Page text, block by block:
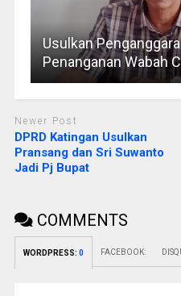
Usulkan
Penanganan Wabah
Newer Post
DPRD Katingan Usulkan
Pransang dan Sri Suwanto
Jadi Pj Bupat
COMMENTS
WORDPRESS: 0 FACEBOOK: